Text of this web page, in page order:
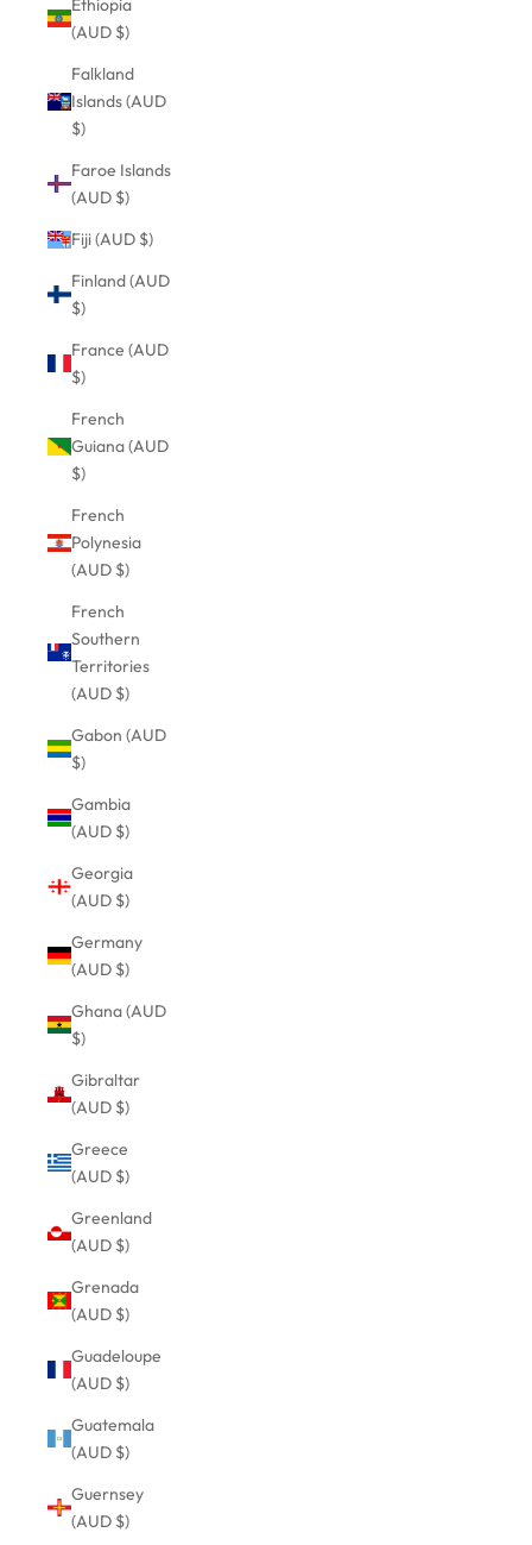
(AUD $)
Falkland
Islands (AUD
$)
Faroe Islands
(AUD $)
Fiji (AUD $)
Finland (AUD
$)
France (AUD
$)
French
Guiana (AUD
$)
French
Polynesia
(AUD $)
French
Southern
Territories
(AUD $)
Gabon (AUD
$)
Gambia
(AUD $)
Georgia
(AUD $)
Germany
(AUD $)
Ghana (AUD
$)
Gibraltar
(AUD $)
Greece
(AUD $)
Greenland
(AUD $)
Grenada
(AUD $)
Guadeloupe
(AUD $)
Guatemala
(AUD $)
Guernsey
(AUD $)